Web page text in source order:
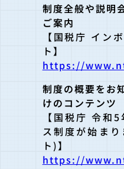
制度全般や説明
ご案内
【国税庁 イン
ト】
https://
制度の概要をお
けのコンテンツ
【国税庁 令和
ス制度が始ま
ト)】
https://